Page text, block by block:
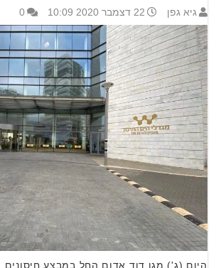
גיא גפן 22 דצמבר 2020 10:09 0
היום (ג') מגן דוד אדום החל במבצע חיסונים